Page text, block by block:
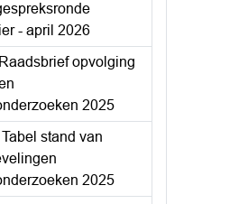
- april 2026
opvolging
2025
stand van
2025